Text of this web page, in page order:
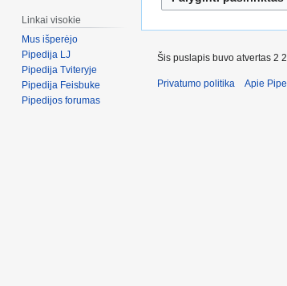
Linkai visokie
Mus išperėjo
Pipedija LJ
Pipedija Tviteryje
Pipedija Feisbuke
Pipedijos forumas
Šis puslapis buvo atvertas 2
Privatumo politika Apie